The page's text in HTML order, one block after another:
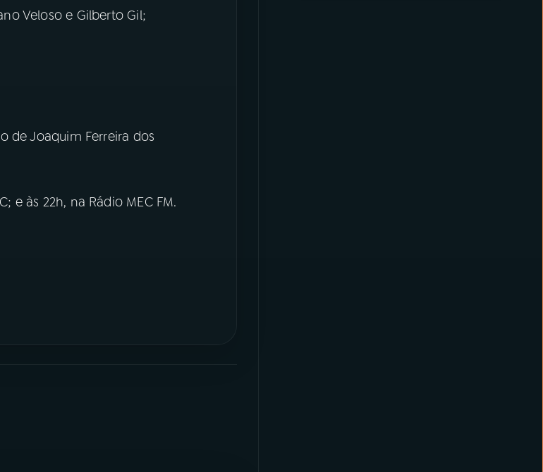
Veloso e Gilberto Gil;
de Joaquim Ferreira dos
e às 22h, na Rádio MEC FM.